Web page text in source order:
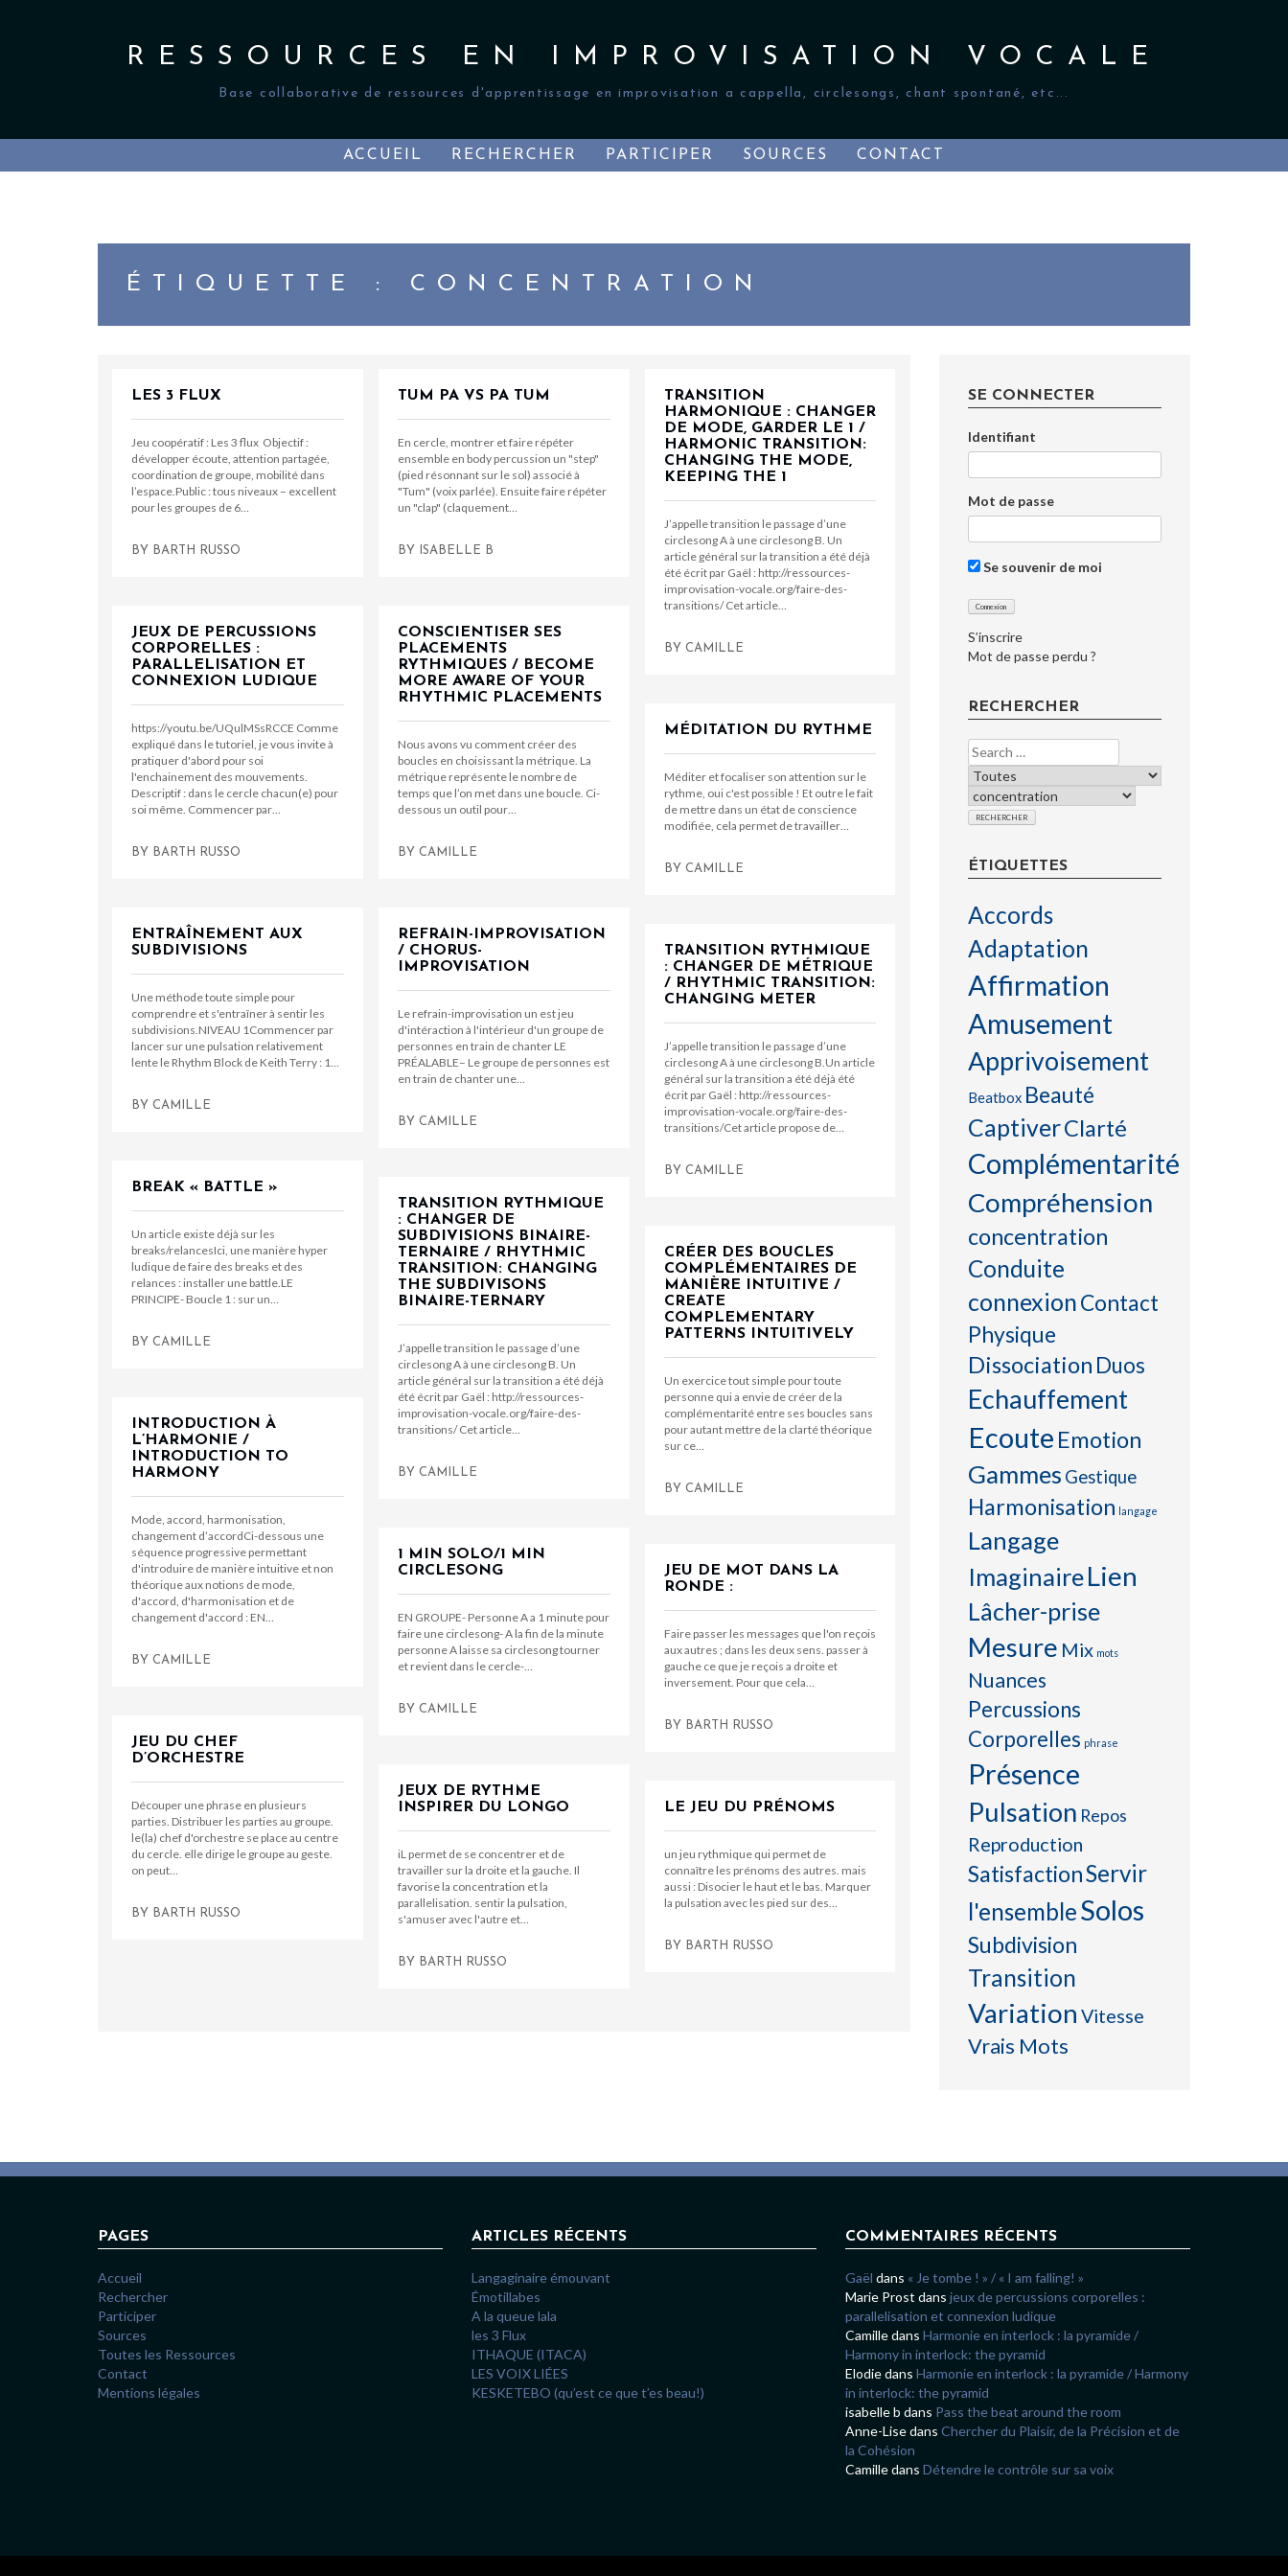
RESSOURCES EN IMPROVISATION VOCALE
Base collaborative de ressources d'apprentissage en improvisation a cappella, circlesongs, chant spontané, etc...
ACCUEIL RECHERCHER PARTICIPER SOURCES CONTACT
ÉTIQUETTE : CONCENTRATION
LES 3 FLUX
Jeu coopératif : Les 3 flux Objectif :
développer écoute, attention partagée,
coordination de groupe, mobilité dans
l’espace.Public : tous niveaux – excellent
pour les groupes de 6…
BY BARTH RUSSO
TUM PA VS PA TUM
En cercle, montrer et faire répéter
ensemble en body percussion un "step"
(pied résonnant sur le sol) associé à
"Tum" (voix parlée). Ensuite faire répéter
un "clap" (claquement…
BY ISABELLE B
TRANSITION
HARMONIQUE : CHANGER
DE MODE, GARDER LE 1 /
HARMONIC TRANSITION:
CHANGING THE MODE,
KEEPING THE 1
J’appelle transition le passage d’une
circlesong A à une circlesong B. Un
article général sur la transition a été déjà
été écrit par Gaël : http://ressources-
improvisation-vocale.org/faire-des-
transitions/ Cet article…
BY CAMILLE
JEUX DE PERCUSSIONS
CORPORELLES :
PARALLELISATION ET
CONNEXION LUDIQUE
https://youtu.be/UQulMSsRCCE Comme
expliqué dans le tutoriel, je vous invite à
pratiquer d'abord pour soi
l'enchainement des mouvements.
Descriptif : dans le cercle chacun(e) pour
soi même. Commencer par…
BY BARTH RUSSO
CONSCIENTISER SES
PLACEMENTS
RYTHMIQUES / BECOME
MORE AWARE OF YOUR
RHYTHMIC PLACEMENTS
Nous avons vu comment créer des
boucles en choisissant la métrique. La
métrique représente le nombre de
temps que l’on met dans une boucle. Ci-
dessous un outil pour…
BY CAMILLE
MÉDITATION DU RYTHME
Méditer et focaliser son attention sur le
rythme, oui c'est possible ! Et outre le fait
de mettre dans un état de conscience
modifiée, cela permet de travailler…
BY CAMILLE
ENTRAÎNEMENT AUX
SUBDIVISIONS
Une méthode toute simple pour
comprendre et s'entraîner à sentir les
subdivisions.NIVEAU 1Commencer par
lancer sur une pulsation relativement
lente le Rhythm Block de Keith Terry : 1…
BY CAMILLE
REFRAIN-IMPROVISATION
/ CHORUS-
IMPROVISATION
Le refrain-improvisation un est jeu
d'intéraction à l'intérieur d'un groupe de
personnes en train de chanter LE
PRÉALABLE– Le groupe de personnes est
en train de chanter une…
BY CAMILLE
TRANSITION RYTHMIQUE
: CHANGER DE MÉTRIQUE
/ RHYTHMIC TRANSITION:
CHANGING METER
J’appelle transition le passage d’une
circlesong A à une circlesong B.Un article
général sur la transition a été déjà été
écrit par Gaël : http://ressources-
improvisation-vocale.org/faire-des-
transitions/Cet article propose de…
BY CAMILLE
BREAK « BATTLE »
Un article existe déjà sur les
breaks/relancesIci, une manière hyper
ludique de faire des breaks et des
relances : installer une battle.LE
PRINCIPE- Boucle 1 : sur un…
BY CAMILLE
TRANSITION RYTHMIQUE
: CHANGER DE
SUBDIVISIONS BINAIRE-
TERNAIRE / RHYTHMIC
TRANSITION: CHANGING
THE SUBDIVISONS
BINAIRE-TERNARY
J’appelle transition le passage d’une
circlesong A à une circlesong B. Un
article général sur la transition a été déjà
été écrit par Gaël : http://ressources-
improvisation-vocale.org/faire-des-
transitions/ Cet article…
BY CAMILLE
CRÉER DES BOUCLES
COMPLÉMENTAIRES DE
MANIÈRE INTUITIVE /
CREATE
COMPLEMENTARY
PATTERNS INTUITIVELY
Un exercice tout simple pour toute
personne qui a envie de créer de la
complémentarité entre ses boucles sans
pour autant mettre de la clarté théorique
sur ce…
BY CAMILLE
INTRODUCTION À
L’HARMONIE /
INTRODUCTION TO
HARMONY
Mode, accord, harmonisation,
changement d’accordCi-dessous une
séquence progressive permettant
d'introduire de manière intuitive et non
théorique aux notions de mode,
d'accord, d'harmonisation et de
changement d'accord : EN…
BY CAMILLE
1 MIN SOLO/1 MIN
CIRCLESONG
EN GROUPE- Personne A a 1 minute pour
faire une circlesong- A la fin de la minute
personne A laisse sa circlesong tourner
et revient dans le cercle-…
BY CAMILLE
JEU DE MOT DANS LA
RONDE :
Faire passer les messages que l'on reçois
aux autres ; dans les deux sens. passer à
gauche ce que je reçois a droite et
inversement. Pour que cela…
BY BARTH RUSSO
JEU DU CHEF
D’ORCHESTRE
Découper une phrase en plusieurs
parties. Distribuer les parties au groupe.
le(la) chef d'orchestre se place au centre
du cercle. elle dirige le groupe au geste.
on peut…
BY BARTH RUSSO
JEUX DE RYTHME
INSPIRER DU LONGO
iL permet de se concentrer et de
travailler sur la droite et la gauche. Il
favorise la concentration et la
parallelisation. sentir la pulsation,
s'amuser avec l'autre et…
BY BARTH RUSSO
LE JEU DU PRÉNOMS
un jeu rythmique qui permet de
connaître les prénoms des autres. mais
aussi : Disocier le haut et le bas. Marquer
la pulsation avec les pied sur des…
BY BARTH RUSSO
SE CONNECTER
Identifiant
Mot de passe
Se souvenir de moi
S’inscrire
Mot de passe perdu ?
RECHERCHER
ÉTIQUETTES
Accords
Adaptation
Affirmation
Amusement
Apprivoisement
Beatbox Beauté
CaptiverClarté
Complémentarité
Compréhension
concentration
Conduite
connexionContact
Physique
Dissociation Duos
Echauffement
Ecoute Emotion
Gammes Gestique
Harmonisation langage
Langage
ImaginaireLien
Lâcher-prise
Mesure Mix mots
Nuances
Percussions
Corporelles phrase
Présence
Pulsation Repos
Reproduction
SatisfactionServir
l'ensembleSolos
Subdivision
Transition
Variation Vitesse
Vrais Mots
PAGES
Accueil
Rechercher
Participer
Sources
Toutes les Ressources
Contact
Mentions légales
ARTICLES RÉCENTS
Langaginaire émouvant
Émotillabes
A la queue lala
les 3 Flux
ITHAQUE (ITACA)
LES VOIX LIÉES
KESKETEBO (qu’est ce que t’es beau!)
COMMENTAIRES RÉCENTS
Gaël dans « Je tombe ! » / « I am falling! »
Marie Prost dans jeux de percussions corporelles :
parallelisation et connexion ludique
Camilledans Harmonie en interlock : la pyramide /
Harmony in interlock: the pyramid
Elodiedans Harmonie en interlock : la pyramide / Harmony
in interlock: the pyramid
isabelle b dans Pass the beat around the room
Anne-Lisedans Chercher du Plaisir, de la Précision et de
la Cohésion
Camilledans Détendre le contrôle sur sa voix